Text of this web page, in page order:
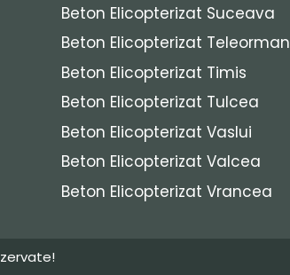
Beton Elicopterizat Suceava
Beton Elicopterizat Teleorman
Beton Elicopterizat Timis
Beton Elicopterizat Tulcea
Beton Elicopterizat Vaslui
Beton Elicopterizat Valcea
Beton Elicopterizat Vrancea